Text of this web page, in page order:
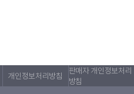
개인정보처리방침
판매자 개인정보처리
방침